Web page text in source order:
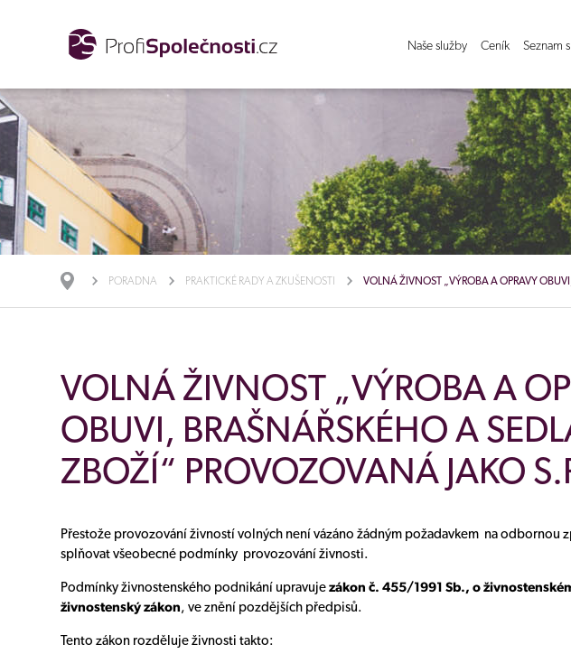
Naše služby Ceník Seznam
PORADNA PRAKTICKÉ RADY A ZKUŠENOSTI VOLNÁ ŽIVNOST „VÝROBA A OPRAVY
VOLNÁ ŽIVNOST „VÝROBA A
OBUVI, BRAŠNÁŘSKÉHO A
ZBOŽÍ“ PROVOZOVANÁ JAKO
Přestože provozování živností volných není vázáno žádným požadavkem na odbornou
splňovat všeobecné podmínky provozování živnosti.
Podmínky živnostenského podnikání upravujezákon č. 455/1991 Sb., o
živnostenský zákon, ve znění pozdějších předpisů.
Tento zákon rozděluje živnosti takto: